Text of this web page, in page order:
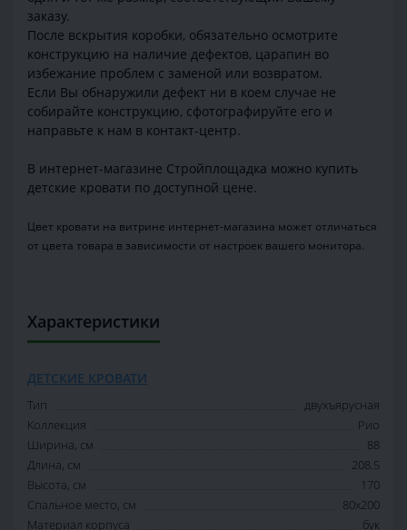
заказу.
После вскрытия коробки, обязательно осмотрите
конструкцию на наличие дефектов, царапин во
избежание проблем с заменой или возвратом.
Если Вы обнаружили дефект ни в коем случае не
собирайте конструкцию, сфотографируйте его и
направьте к нам в контакт-центр.
В интернет-магазине Стройплощадка можно купить
детские кровати по доступной цене.
Цвет кровати на витрине интернет-магазина может отличаться
от цвета товара в зависимости от настроек вашего монитора.
Характеристики
ДЕТСКИЕ КРОВАТИ
Тип
двухъярусная
Коллекция
Рио
Ширина, см
88
Длина, см
208.5
Высота, см
170
Спальное место, см
80x200
Материал корпуса
бук